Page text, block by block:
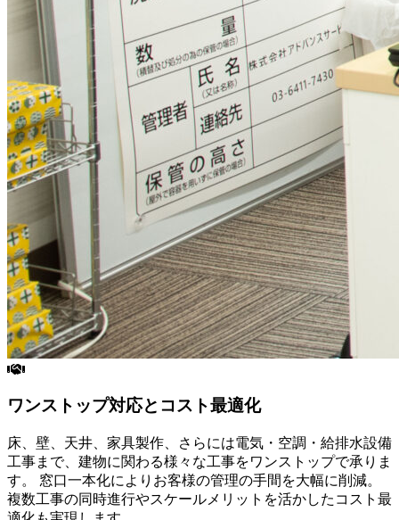
ワンストップ対応とコスト最適化
床、壁、天井、家具製作、さらには電気・空調・給排水設備
工事まで、 建物に関わる様々な工事をワンストップで承りま
す。 窓口一本化によりお客様の管理の手間を大幅に削減。
複数工事の同時進行やスケールメリットを活かした コスト最